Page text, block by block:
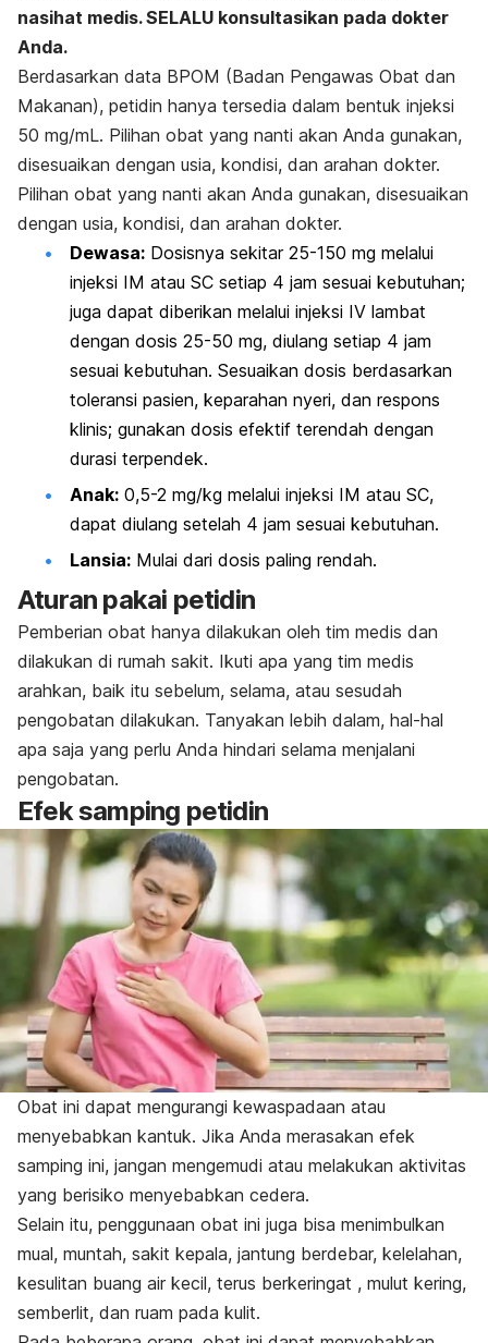
nasihat medis. SELALU konsultasikan pada dokter
Anda.
Berdasarkan data BPOM (Badan Pengawas Obat dan
Makanan), petidin hanya tersedia dalam bentuk injeksi
50 mg/mL. Pilihan obat yang nanti akan Anda gunakan,
disesuaikan dengan usia, kondisi, dan arahan dokter.
Pilihan obat yang nanti akan Anda gunakan, disesuaikan
dengan usia, kondisi, dan arahan dokter.
Dewasa: Dosisnya sekitar 25-150 mg melalui
injeksi IM atau SC setiap 4 jam sesuai kebutuhan;
juga dapat diberikan melalui injeksi IV lambat
dengan dosis 25-50 mg, diulang setiap 4 jam
sesuai kebutuhan. Sesuaikan dosis berdasarkan
toleransi pasien, keparahan nyeri, dan respons
klinis; gunakan dosis efektif terendah dengan
durasi terpendek.
Anak: 0,5-2 mg/kg melalui injeksi IM atau SC,
dapat diulang setelah 4 jam sesuai kebutuhan.
Lansia: Mulai dari dosis paling rendah.
Aturan pakai petidin
Pemberian obat hanya dilakukan oleh tim medis dan
dilakukan di rumah sakit. Ikuti apa yang tim medis
arahkan, baik itu sebelum, selama, atau sesudah
pengobatan dilakukan. Tanyakan lebih dalam, hal-hal
apa saja yang perlu Anda hindari selama menjalani
pengobatan.
Efek samping petidin
Obat ini dapat mengurangi kewaspadaan atau
menyebabkan kantuk. Jika Anda merasakan efek
samping ini, jangan mengemudi atau melakukan aktivitas
yang berisiko menyebabkan cedera.
Selain itu, penggunaan obat ini juga bisa menimbulkan
mual, muntah, sakit kepala, jantung berdebar, kelelahan,
kesulitan buang air kecil, terus berkeringat , mulut kering,
semberlit, dan ruam pada kulit.